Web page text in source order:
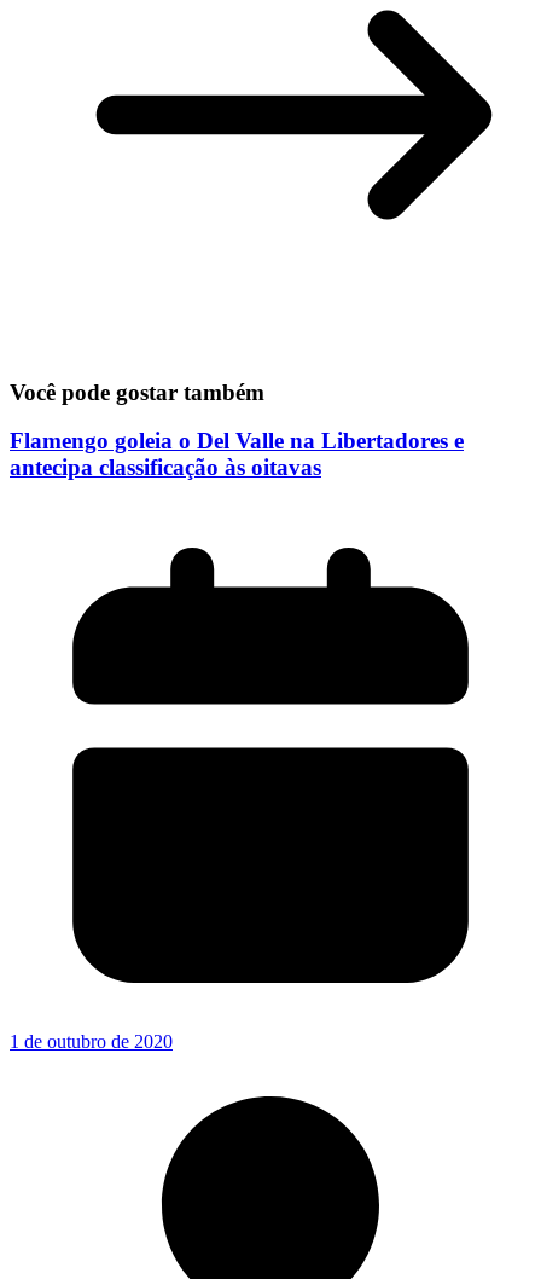
Você pode gostar também
Flamengo goleia o Del Valle na Libertadores e
antecipa classificação às oitavas
1 de outubro de 2020